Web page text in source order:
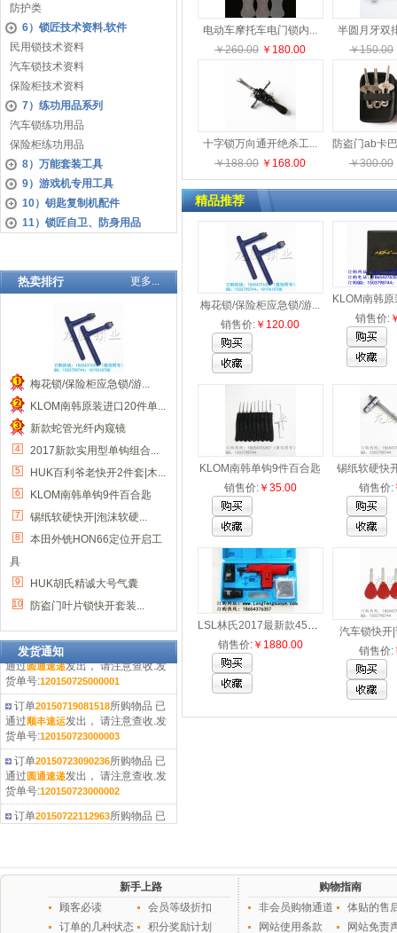
防护类
6）锁匠技术资料.软件
民用锁技术资料
汽车锁技术资料
保险柜技术资料
7）练功用品系列
汽车锁练功用品
保险柜练功用品
8）万能套装工具
9）游戏机专用工具
10）钥匙复制机配件
11）锁匠自卫、防身用品
热卖排行
1
梅花锁/保险柜应急锁/游...
2
KLOM南韩原装进口20件单...
新款蛇管光纤内窥镜
4 2017新款实用型单钩组合...
5 HUK百利爷老快开2件套|木...
6 KLOM南韩单钩9件百合匙
7 锡纸软硬快开|泡沫软硬...
8
本田外铣HON66定位开启工
具
9 HUK胡氏精诚大号气囊
10 防盗门叶片锁快开套装...
更多...
发货通知
订单 所购物品已
通过圆通速递
货单号:120150725000001
订单20150719081518所购物品已
通过顺丰速运发出， 请注意查收.发
货单号:120150723000003
订单20150723090236所购物品已
通过圆通速递发出， 请注意查收.发
货单号:120150723000002
订单20150722112963所购物品已
通过圆通速递发出， 请注意查收.发
通过圆通速递发出， 请注意查收.发
20150302003303 所购物品已
圆通速递发出， 请注意查收.发
电动车摩托车电门锁内...
￥260.00 ￥180.00
半圆月牙双
￥150.00
十字锁万向通开绝杀工...
￥188.00 ￥168.00 ￥300.00
精品推荐
梅花锁/保险柜应急锁/游...
销售价: ￥120.00 销售价:
KLOM南韩单钩9件百合匙
销售价:￥35.00
锡纸软硬快
销售价:
LSL林氏2017最新款45头（...
销售价:￥1880.00
汽车锁快开
销售价:
新手上路
顾客必读
会员等级折扣
订单的几种状态
积分奖励计划
购物指南
非会员购物通道
体贴的售
网站使用条款
网站免责